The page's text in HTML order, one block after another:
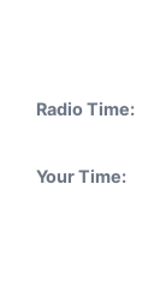
Radio Time:
Your Time: